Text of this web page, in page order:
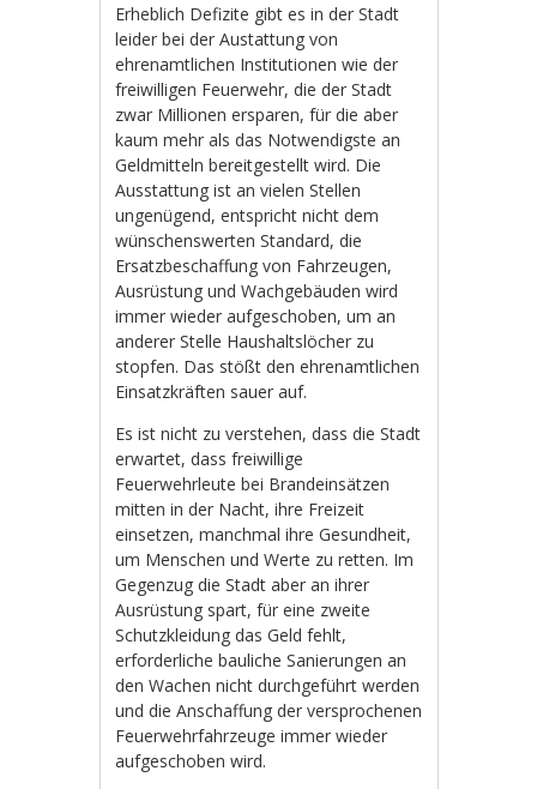
Erheblich Defizite gibt es in der Stadt
leider bei der Austattung von
ehrenamtlichen Institutionen wie der
freiwilligen Feuerwehr, die der Stadt
zwar Millionen ersparen, für die aber
kaum mehr als das Notwendigste an
Geldmitteln bereitgestellt wird. Die
Ausstattung ist an vielen Stellen
ungenügend, entspricht nicht dem
wünschenswerten Standard, die
Ersatzbeschaffung von Fahrzeugen,
Ausrüstung und Wachgebäuden wird
immer wieder aufgeschoben, um an
anderer Stelle Haushaltslöcher zu
stopfen. Das stößt den ehrenamtlichen
Einsatzkräften sauer auf.
Es ist nicht zu verstehen, dass die Stadt
erwartet, dass freiwillige
Feuerwehrleute bei Brandeinsätzen
mitten in der Nacht, ihre Freizeit
einsetzen, manchmal ihre Gesundheit,
um Menschen und Werte zu retten. Im
Gegenzug die Stadt aber an ihrer
Ausrüstung spart, für eine zweite
Schutzkleidung das Geld fehlt,
erforderliche bauliche Sanierungen an
den Wachen nicht durchgeführt werden
und die Anschaffung der versprochenen
Feuerwehrfahrzeuge immer wieder
aufgeschoben wird.